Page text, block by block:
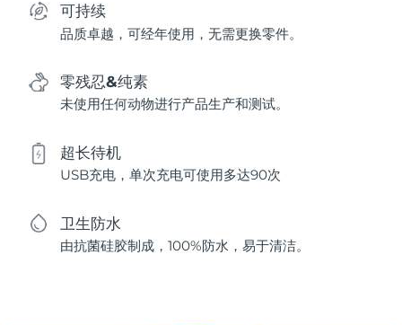
可持续
品质卓越，可经年使用，无需更换零件。
零残忍&纯素
未使用任何动物进行产品生产和测试。
超长待机
USB充电，单次充电可使用多达90次
卫生防水
由抗菌硅胶制成，100%防水，易于清洁。